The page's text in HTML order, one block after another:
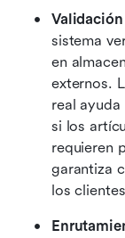
sistema
en
externos.
real
si los
requieren
garantiza
los